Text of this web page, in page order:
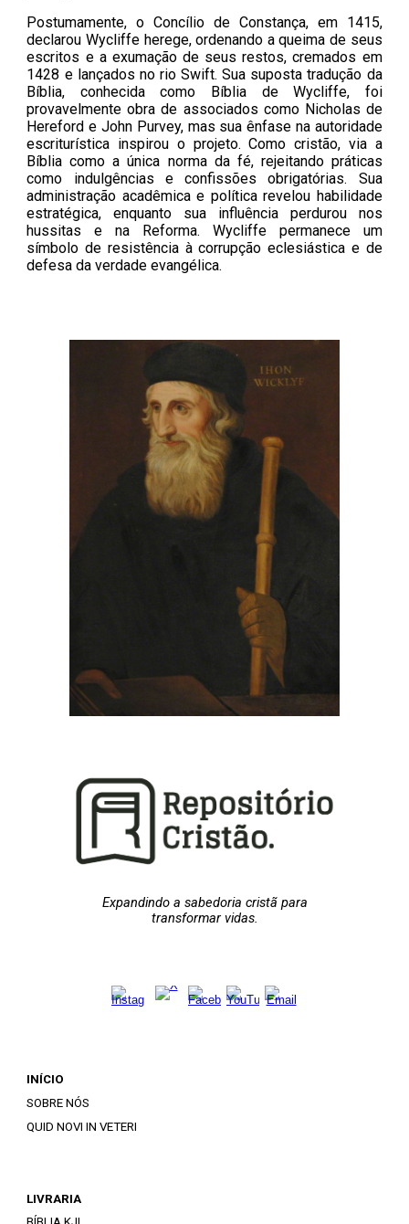
Postumamente, o Concílio de Constança, em 1415,
declarou Wycliffe herege, ordenando a queima de seus
escritos e a exumação de seus restos, cremados em
1428 e lançados no rio Swift. Sua suposta tradução da
Bíblia, conhecida como Bíblia de Wycliffe, foi
provavelmente obra de associados como Nicholas de
Hereford e John Purvey, mas sua ênfase na autoridade
escriturística inspirou o projeto. Como cristão, via a
Bíblia como a única norma da fé, rejeitando práticas
como indulgências e confissões obrigatórias. Sua
administração acadêmica e política revelou habilidade
estratégica, enquanto sua influência perdurou nos
hussitas e na Reforma. Wycliffe permanece um
símbolo de resistência à corrupção eclesiástica e de
defesa da verdade evangélica.
Expandindo a sabedoria cristã para
transformar vidas.
INÍCIO
SOBRE NÓS
QUID NOVI IN VETERI
LIVRARIA